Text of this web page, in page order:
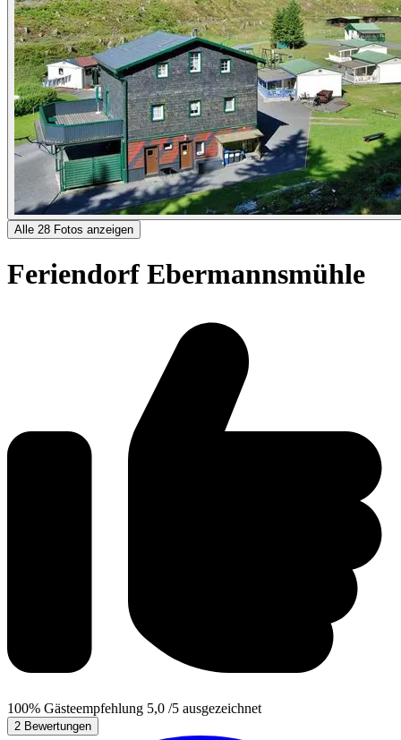
Alle 28 Fotos anzeigen
Feriendorf Ebermannsmühle
100% Gästeempfehlung 5,0 /5 ausgezeichnet
2 Bewertungen